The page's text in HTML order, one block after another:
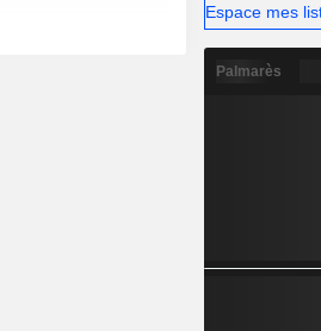
Espace mes
Palmarès